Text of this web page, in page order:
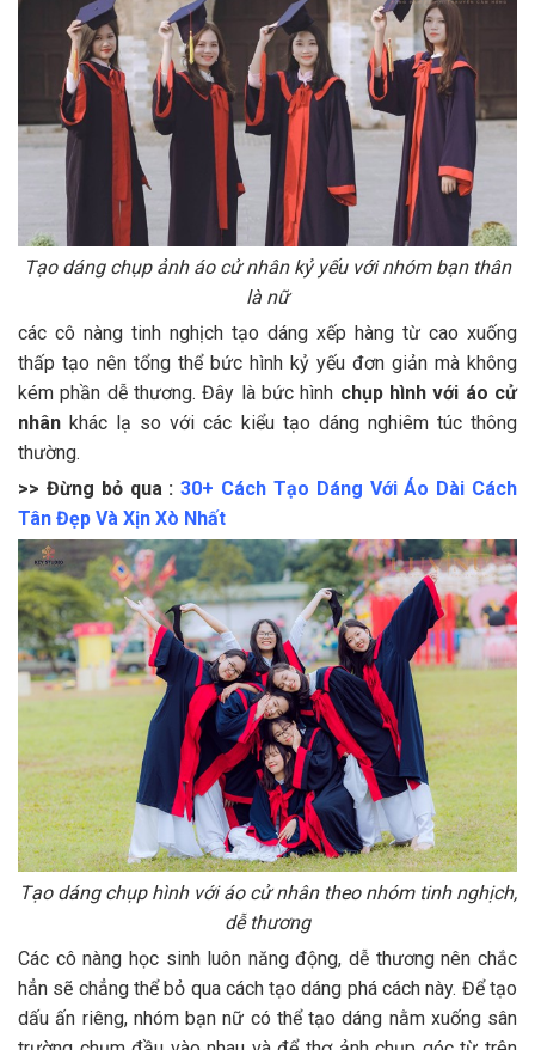
Tạo dáng chụp ảnh áo cử nhân kỷ yếu với nhóm bạn thân
là nữ
các cô nàng tinh nghịch tạo dáng xếp hàng từ cao xuống
thấp tạo nên tổng thể bức hình kỷ yếu đơn giản mà không
kém phần dễ thương. Đây là bức hình chụp hình với áo cử
nhânkhác lạ so với các kiểu tạo dáng nghiêm túc thông
thường.
>> Đừng bỏ qua :30+ Cách Tạo Dáng Với Áo Dài Cách
Tân Đẹp Và Xịn Xò Nhất
Tạo dáng chụp hình với áo cử nhân theo nhóm tinh nghịch,
dễ thương
Các cô nàng học sinh luôn năng động, dễ thương nên chắc
hẳn sẽ chẳng thể bỏ qua cách tạo dáng phá cách này. Để tạo
dấu ấn riêng, nhóm bạn nữ có thể tạo dáng nằm xuống sân